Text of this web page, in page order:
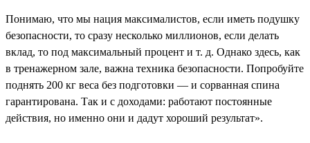
Понимаю, что мы нация максималистов, если иметь подушку
безопасности, то сразу несколько миллионов, если делать
вклад, то под максимальный процент и т. д. Однако здесь, как
в тренажерном зале, важна техника безопасности. Попробуйте
поднять 200 кг веса без подготовки — и сорванная спина
гарантирована. Так и с доходами: работают постоянные
действия, но именно они и дадут хороший результат».